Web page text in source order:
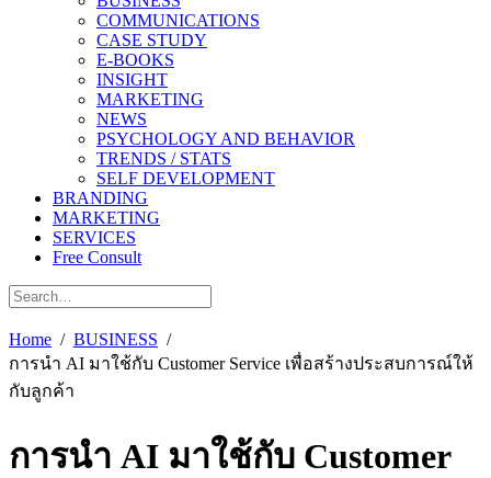
COMMUNICATIONS
CASE STUDY
E-BOOKS
INSIGHT
MARKETING
NEWS
PSYCHOLOGY AND BEHAVIOR
TRENDS / STATS
SELF DEVELOPMENT
BRANDING
MARKETING
SERVICES
Free Consult
Home
BUSINESS
การนำ AI มาใช้กับ Customer Service เพื่อสร้างประสบการณ์ให้
กับลูกค้า
การนำ AI มาใช้กับ Customer